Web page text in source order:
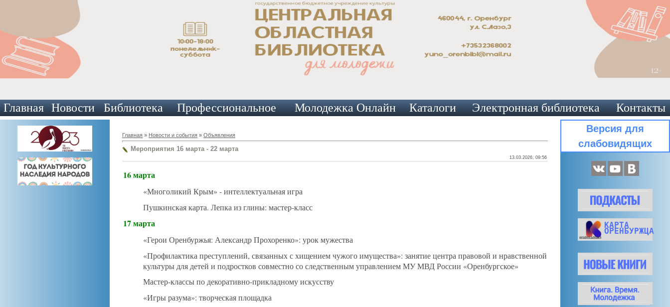
Главная Новости Библиотека Профессиональное Молодежка Онлайн Каталоги Электронная библиотека Контакты
Главная » Новости и события » Объявления
Мероприятия 16 марта - 22 марта
13.03.2026, 09:56
16 марта
«Многоликий Крым» - интеллектуальная игра
Пушкинская карта. Лепка из глины: мастер-класс
17 марта
«Герои Оренбуржья: Александр Прохоренко»: урок мужества
«Профилактика преступлений, связанных с хищением чужого имущества»: занятие центра правовой и нравственной
культуры для детей и подростков совместно со следственным управлением МУ МВД России «Оренбургское»
Мастер-классы по декоративно-прикладному искусству
«Игры разума»: творческая площадка
Версия для
слабовидящих
КАРТА
ОРЕНБУРЖЦА